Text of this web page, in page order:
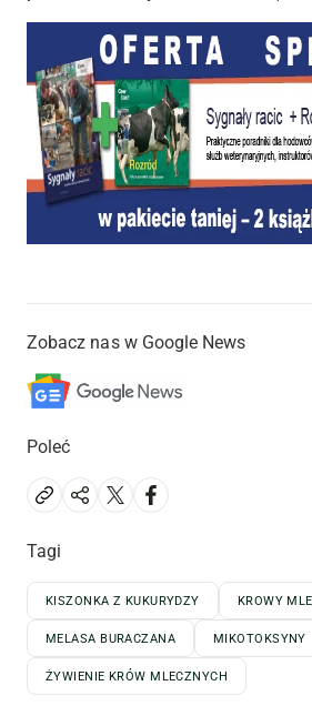
Zobacz nas w Google News
Poleć
Tagi
KISZONKA Z KUKURYDZY KROWY
MELASA BURACZANA MIKOTOKSYNY
ŻYWIENIE KRÓW MLECZNYCH